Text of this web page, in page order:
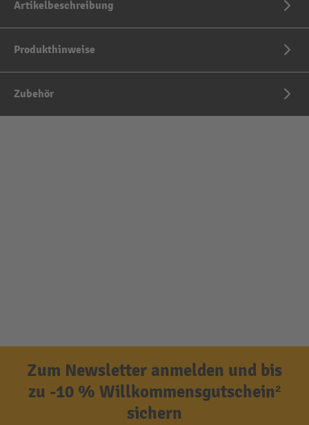
Artikelbeschreibung
Produkthinweise
Zubehör
Zum Newsletter anmelden und bis
zu -10 % Willkommensgutschein²
sichern